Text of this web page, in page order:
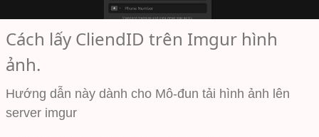
Cách lấy CliendID trên Imgur hình
ảnh.
Hướng dẫn này dành cho Mô-đun tải hình ảnh lên
server imgur